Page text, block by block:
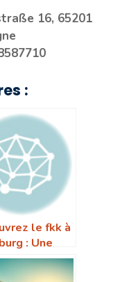
16, 65201
:
le fkk à
: Une